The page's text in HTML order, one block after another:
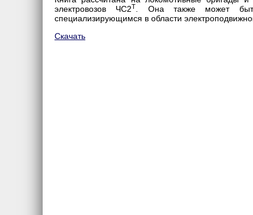
электровозов ЧС2Т. Она также может быть
специализирующимся в области
Скачать